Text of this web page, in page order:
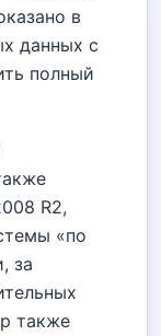
в
данных с
полный
R2,
«по
за
также